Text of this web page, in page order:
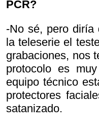
PCR?
-No sé, pero diría
la teleserie el
grabaciones, nos
protocolo es
equipo técnico
protectores
satanizado.